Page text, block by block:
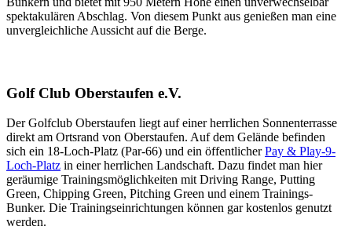
spektakulären Abschlag. Von diesem Punkt aus genießen man eine
unvergleichliche Aussicht auf die Berge.
Golf Club Oberstaufen e.V.
Der Golfclub Oberstaufen liegt auf einer herrlichen Sonnenterrasse
direkt am Ortsrand von Oberstaufen. Auf dem Gelände befinden
sich ein 18-Loch-Platz (Par-66) und ein öffentlicherPay & Play-9-
Loch-Platz in einer herrlichen Landschaft. Dazu findet man hier
geräumige Trainingsmöglichkeiten mit Driving Range, Putting
Green, Chipping Green, Pitching Green und einem Trainings-
Bunker. Die Trainingseinrichtungen können gar kostenlos genutzt
werden.